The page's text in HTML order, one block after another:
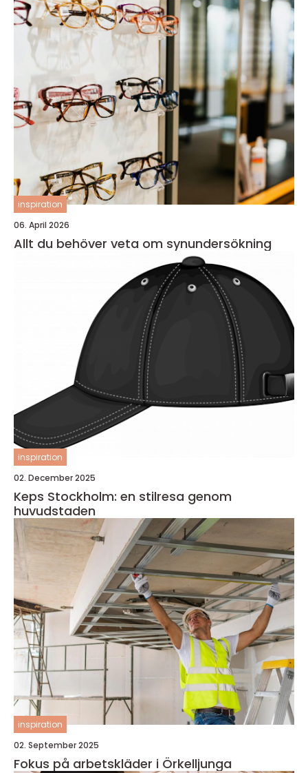
inspiration
06. April 2026
Allt du behöver veta om synundersökning
inspiration
02. December 2025
Keps Stockholm: en stilresa genom
huvudstaden
inspiration
02. September 2025
Fokus på arbetskläder i Örkelljunga